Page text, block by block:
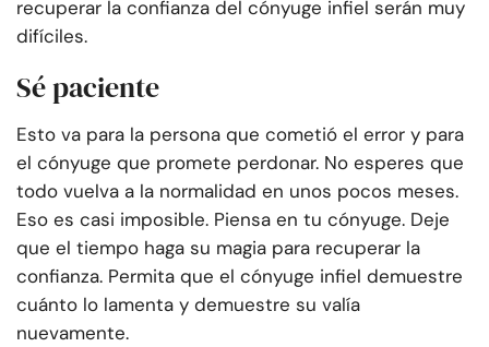
recuperar la confianza del cónyuge infiel serán muy
difíciles.
Sé paciente
Esto va para la persona que cometió el error y para
el cónyuge que promete perdonar. No esperes que
todo vuelva a la normalidad en unos pocos meses.
Eso es casi imposible. Piensa en tu cónyuge. Deje
que el tiempo haga su magia para recuperar la
confianza. Permita que el cónyuge infiel demuestre
cuánto lo lamenta y demuestre su valía
nuevamente.